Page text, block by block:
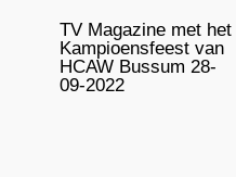
TV Magazine met het
Kampioensfeest van
HCAW Bussum 28-
09-2022